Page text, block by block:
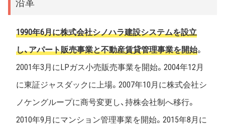
1990年6月に株式会社シノハラ建設システムを設立
し、アパート販売事業と不動産賃貸管理事業を開始。
2001年3月にLPガス小売販売事業を開始。2004年12月
に東証ジャスダックに上場。2007年10月に株式会社シ
ノケングループに商号変更し、持株会社制へ移行。
2010年9月にマンション管理事業を開始。2015年8月に